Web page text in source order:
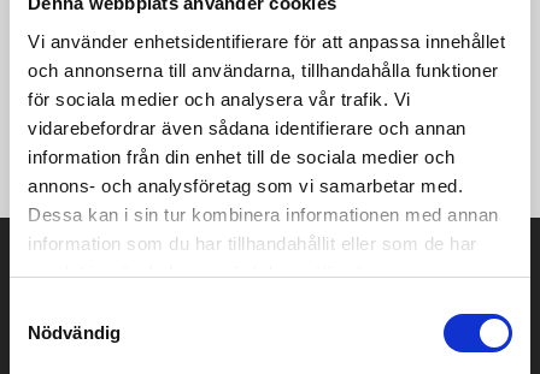
Vi använder enhetsidentifierare för att anpassa innehållet
och annonserna till användarna, tillhandahålla funktioner
för sociala medier och analysera vår trafik. Vi
vidarebefordrar även sådana identifierare och annan
information från din enhet till de sociala medier och
annons- och analysföretag som vi samarbetar med.
Dessa kan i sin tur kombinera informationen med annan
information som du har tillhandahållit eller som de har
samlat in när du har använt deras tjänster.
Nödvändig
kombination med modern design, bondade kanaler, hög krage
och två sidfickor med dragkedja ger ett mångsidigt plagg med
stort användningsområde. Västen kan enkelt packas ned i en
väska eller ryggsäck och funkar både som ytterplagg och som
mellanlager i riktigt kalla förhållanden. • Tunn och lätt
dunvaddering • Hög, vadderad krage • Bondade kanaler • Två
sidfickor med dragkedja
Prisuppgift på mailen?